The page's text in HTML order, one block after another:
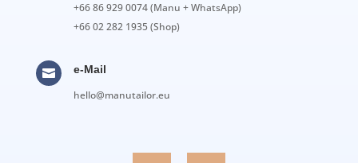
+66 86 929 0074 (Manu + WhatsApp)
+66 02 282 1935 (Shop)
 e-Mail
hello@manutailor.eu